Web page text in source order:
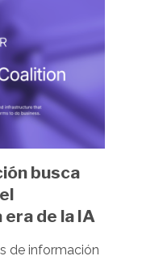
busca
de la IA
de información